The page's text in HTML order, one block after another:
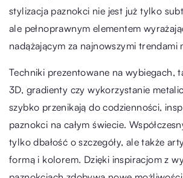
stylizacja paznokci nie jest już tylko
ale pełnoprawnym elementem
nadążającym za najnowszymi trendami
Techniki prezentowane na wybiegach,
3D, gradienty czy wykorzystanie
szybko przenikają do codzienności,
paznokci na całym świecie.
tylko dbałość o szczegóły, ale także
formą i kolorem. Dzięki inspiracjom z